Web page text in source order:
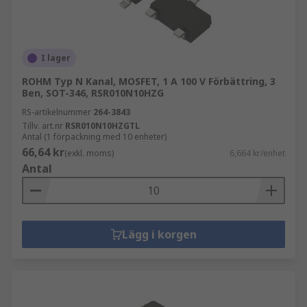
I lager
ROHM Typ N Kanal, MOSFET, 1 A 100 V Förbättring, 3
Ben, SOT-346, RSR010N10HZG
RS-artikelnummer 264-3843
Tillv. art.nr RSR010N10HZGTL
Antal (1 förpackning med 10 enheter)
66,64 kr(exkl. moms) 6,664 kr/enhet
Antal
Lägg i korgen